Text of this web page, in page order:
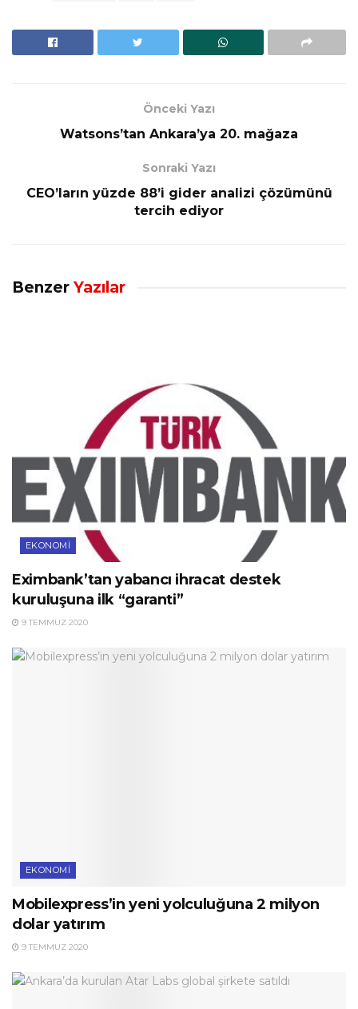
Önceki Yazı
Watsons’tan Ankara’ya 20. mağaza
Sonraki Yazı
CEO’ların yüzde 88’i gider analizi çözümünü
tercih ediyor
Benzer Yazılar
EKONOMI
Eximbank’tan yabancı ihracat destek
kuruluşuna ilk “garanti”
9 TEMMUZ 2020
EKONOMI
Mobilexpress’in yeni yolculuğuna 2 milyon
dolar yatırım
9 TEMMUZ 2020